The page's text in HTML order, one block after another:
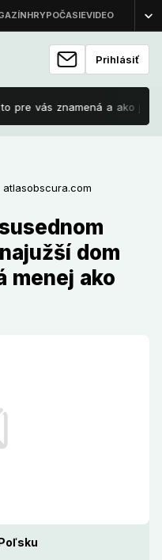
Prihlásiť
pre vás znamená a ako je to
atlasobscura.com
dom
menej ako
dom na
ako meter
dom, aký neexistuje
vytvoril
zaberá iba 4